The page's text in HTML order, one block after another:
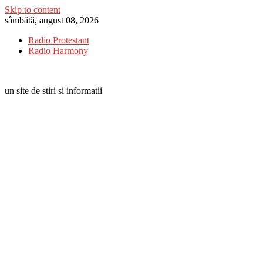
Skip to content
sâmbătă, august 08, 2026
Radio Protestant
Radio Harmony
un site de stiri si informatii